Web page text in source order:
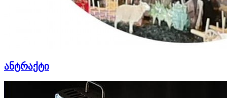
ანტრაქტი